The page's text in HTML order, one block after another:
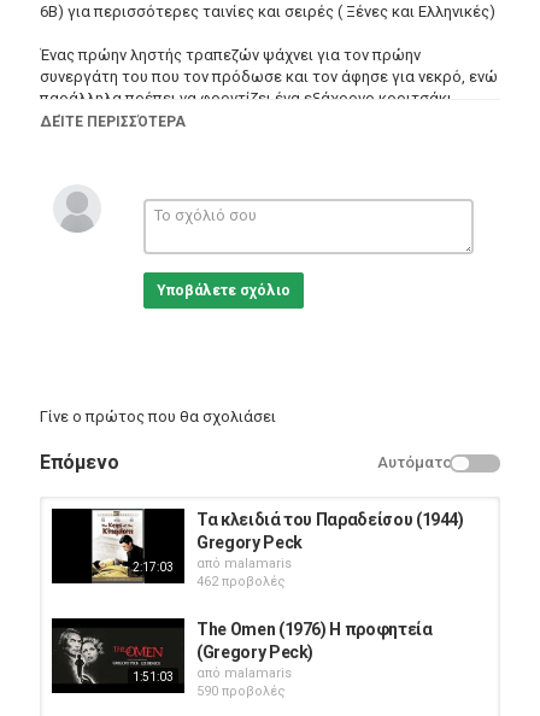
6B) για περισσότερες ταινίες και σειρές ( Ξένες και Ελληνικές)
Ένας πρώην ληστής τραπεζών ψάχνει για τον πρώην
συνεργάτη του που τον πρόδωσε και τον άφησε για νεκρό, ενώ
παράλληλα πρέπει να φροντίζει ένα εξάχρονο κοριτσάκι.
Director: Henry Hathaway
Κατηγορίες
Eng Films
ΔΕΊΤΕ ΠΕΡΙΣΣΌΤΕΡΑ
Υποβάλετε σχόλιο
Γίνε ο πρώτος που θα σχολιάσει
Επόμενο Αυτόματο
2:17:03
Τα κλειδιά του Παραδείσου (1944)
Gregory Peck
από malamaris
462 προβολές
1:51:03
The Omen (1976) Η προφητεία
(Gregory Peck)
από malamaris
590 προβολές